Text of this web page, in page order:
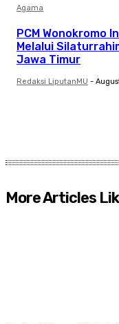
Agama
PCM Wonokromo
Melalui
Jawa Timur
Redaksi LiputanMU -
More Articles